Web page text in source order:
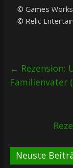
© Games
© Relic
← Rezension:
Familienvater
Neuste